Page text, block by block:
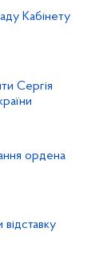
Кабінету
Сергія
ордена